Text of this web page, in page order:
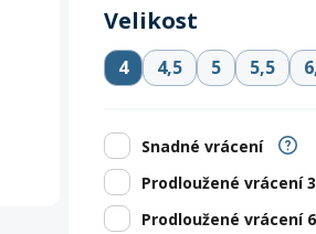
Velikost
4 4,5 5 5,5
Snadné vrácení
Prodloužené vrácení
Prodloužené vrácení